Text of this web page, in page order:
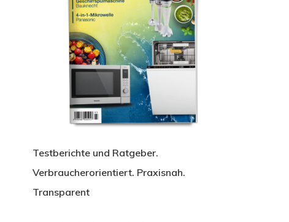
Testberichte und Ratgeber.
Verbraucherorientiert. Praxisnah.
Transparent